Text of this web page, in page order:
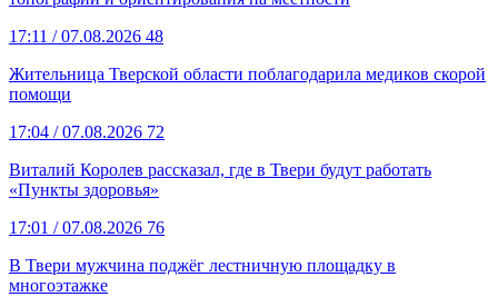
17:11 / 07.08.2026 48
Жительница Тверской области поблагодарила медиков скорой
помощи
17:04 / 07.08.2026 72
Виталий Королев рассказал, где в Твери будут работать
«Пункты здоровья»
17:01 / 07.08.2026 76
В Твери мужчина поджёг лестничную площадку в
многоэтажке